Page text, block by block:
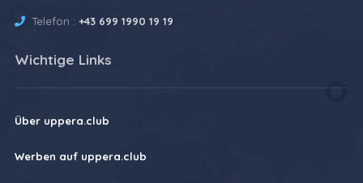
Telefon : +43 699 1990 19 19
Wichtige Links
Über uppera.club
Werben auf uppera.club